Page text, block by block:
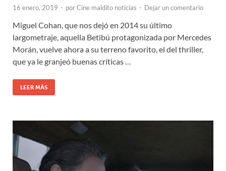
16 enero, 2019 - porCine maldito noticias - Dejar un comentario
Miguel Cohan, que nos dejó en 2014 su último
largometraje, aquella Betibú protagonizada por Mercedes
Morán, vuelve ahora a su terreno favorito, el del thriller,
que ya le granjeó buenas críticas …
LEER MÁS